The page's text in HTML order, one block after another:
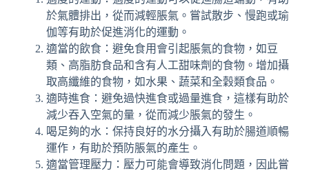
於氣體排出，從而減輕脹氣。嘗試散步、慢跑或瑜
伽等有助於促進消化的運動。
適當的飲食：避免食用會引起脹氣的食物，如豆
類、高脂肪食品和含有人工甜味劑的食物。增加攝
取高纖維的食物，如水果、蔬菜和全穀類食品。
適時進食：避免過快進食或過量進食，這樣有助於
減少吞入空氣的量，從而減少脹氣的發生。
喝足夠的水：保持良好的水分攝入有助於腸道順暢
運作，有助於預防脹氣的產生。
適當管理壓力：壓力可能會導致消化問題，因此嘗